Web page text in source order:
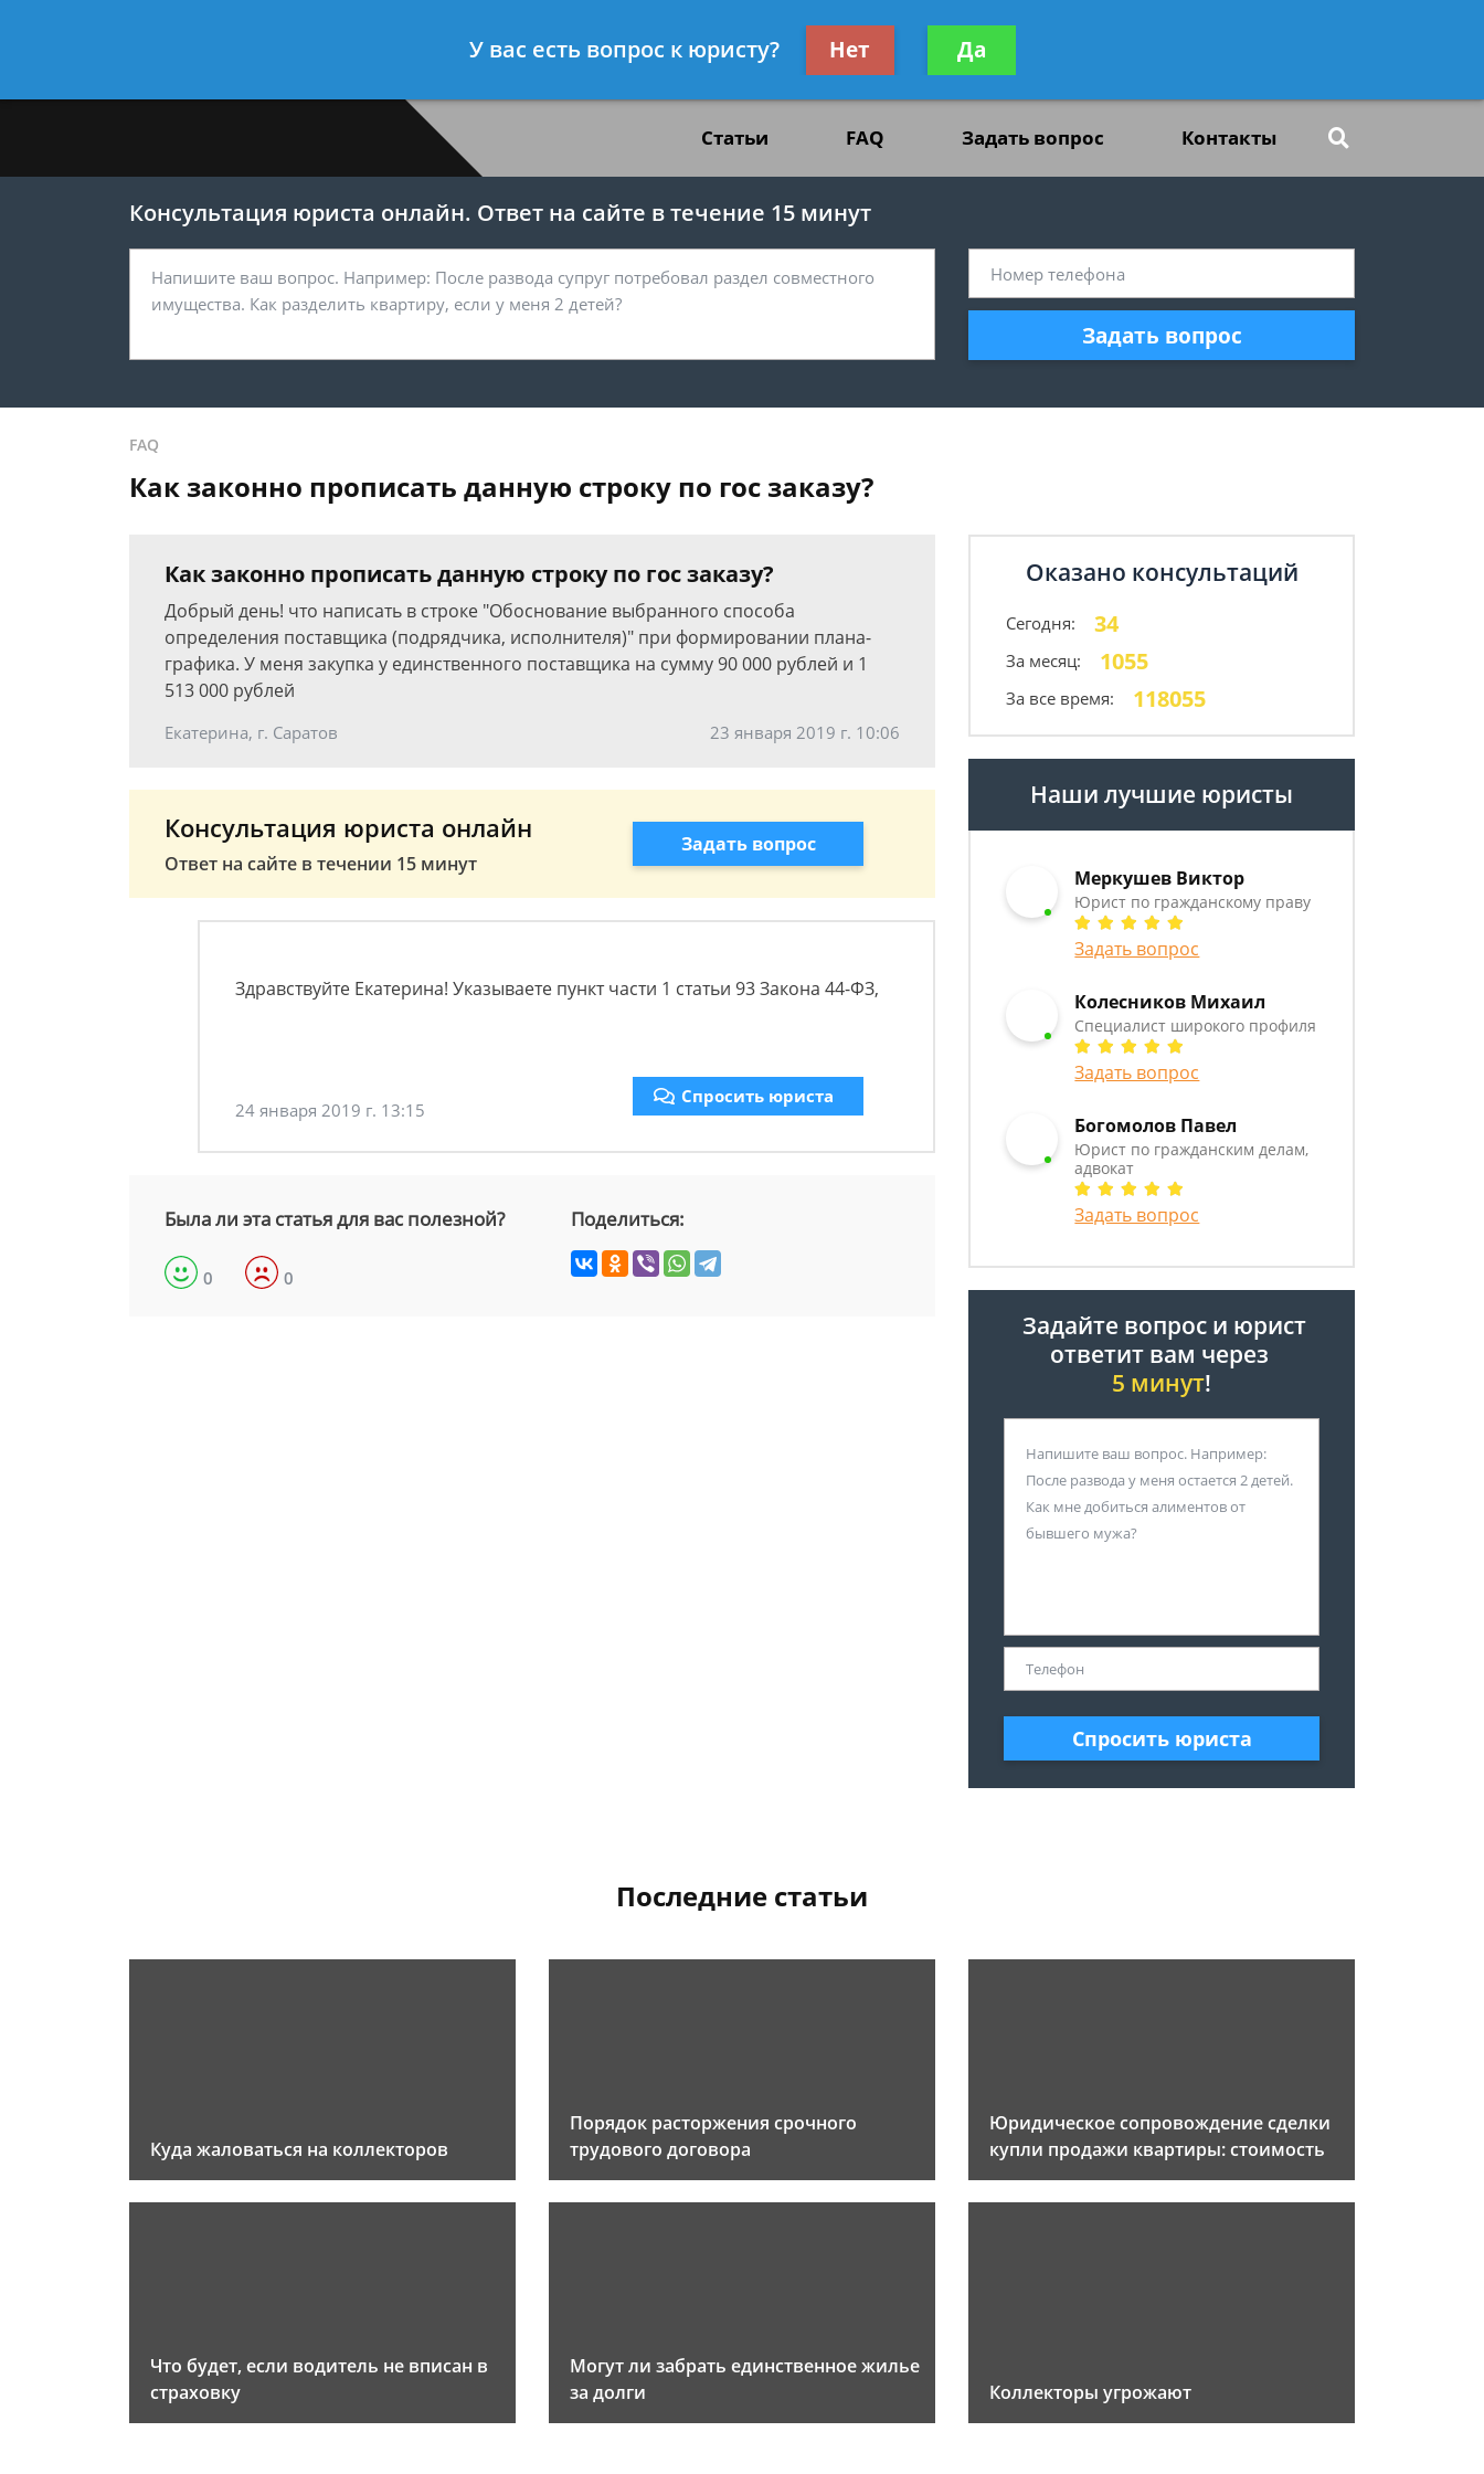
- Юрист по гражданскому праву
Получите консультацию
бесплатно
Статьи FAQ Задать вопрос Контакты
Консультация юриста онлайн. Ответ на сайте в течение 15 минут
Задать вопрос
FAQ
Как законно прописать данную строку по гос заказу?
Как законно прописать данную строку по гос заказу?
Добрый день! что написать в строке "Обоснование выбранного способа
определения поставщика (подрядчика, исполнителя)" при формировании плана-
графика. У меня закупка у единственного поставщика на сумму 90 000 рублей и 1
513 000 рублей
Екатерина, г. Саратов 23 января 2019 г. 10:06
Консультация юриста онлайн
Ответ на сайте в течении 15 минут
Задать вопрос
Здравствуйте Екатерина! Указываете пункт части 1 статьи 93 Закона 44-ФЗ,
24 января 2019 г. 13:15
Спросить юриста
Была ли эта статья для вас полезной?
0 0
Поделиться:
Оказано консультаций
Сегодня: 34
За месяц: 1055
За все время: 118055
Наши лучшие юристы
Меркушев Виктор
Юрист по гражданскому праву
Задать вопрос
Колесников Михаил
Специалист широкого профиля
Задать вопрос
Богомолов Павел
Юрист по гражданским делам,
адвокат
Задать вопрос
Задайте вопрос и юрист
ответит вам через
5 минут!
Спросить юриста
Последние статьи
Куда жаловаться на коллекторов
Порядок расторжения срочного
трудового договора
Юридическое сопровождение сделки
купли продажи квартиры: стоимость
Что будет, если водитель не вписан в
страховку
Могут ли забрать единственное жилье
за долги
Коллекторы угрожают
У вас есть вопрос к юристу? Нет Да